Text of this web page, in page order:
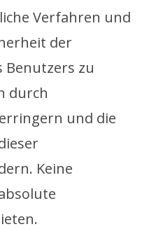
Verfahren und
der
Benutzers zu
durch
und die
Keine